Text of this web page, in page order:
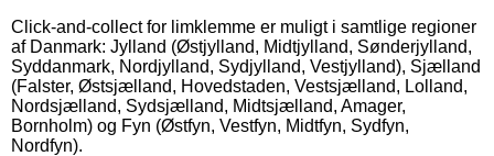
Click-and-collect for limklemme er muligt i samtlige regioner
af Danmark: Jylland (Østjylland, Midtjylland, Sønderjylland,
Syddanmark, Nordjylland, Sydjylland, Vestjylland), Sjælland
(Falster, Østsjælland, Hovedstaden, Vestsjælland, Lolland,
Nordsjælland, Sydsjælland, Midtsjælland, Amager,
Bornholm) og Fyn (Østfyn, Vestfyn, Midtfyn, Sydfyn,
Nordfyn).